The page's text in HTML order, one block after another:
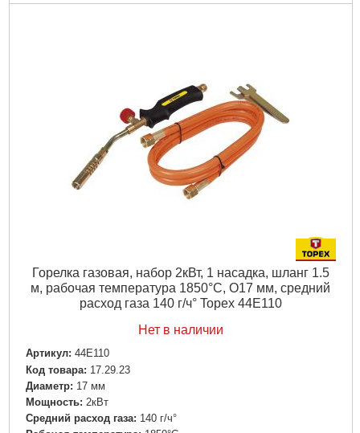
Подробнее...
Горелка газовая, набор 2кВт, 1 насадка, шланг 1.5
м, рабочая температура 1850°C, O17 мм, средний
расход газа 140 г/ч° Topex 44E110
Нет в наличии
Артикул: 44E110
Код товара: 17.29.23
Диаметр: 17 мм
Мощность: 2кВт
Средний расход газа: 140 г/ч°